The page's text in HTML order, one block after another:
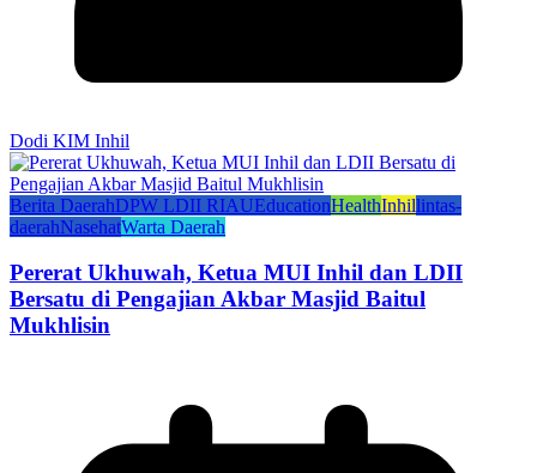
Dodi KIM Inhil
Berita DaerahDPW LDII RIAUEducationHealthInhillintas-
daerahNasehatWarta Daerah
Pererat Ukhuwah, Ketua MUI Inhil dan LDII
Bersatu di Pengajian Akbar Masjid Baitul
Mukhlisin